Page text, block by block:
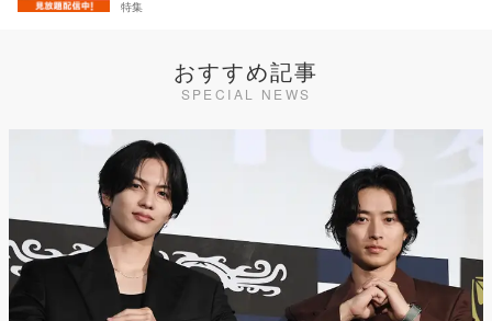
特集
おすすめ記事
SPECIAL NEWS